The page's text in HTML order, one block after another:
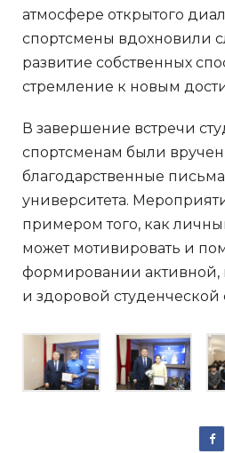
атмосфере открытого
спортсмены вдохновили
развитие собственных
стремление к новым
В завершение встречи
спортсменам были
благодарственные письма
университета.
примером того, как
может мотивировать и
формировании активной,
и здоровой студенческой